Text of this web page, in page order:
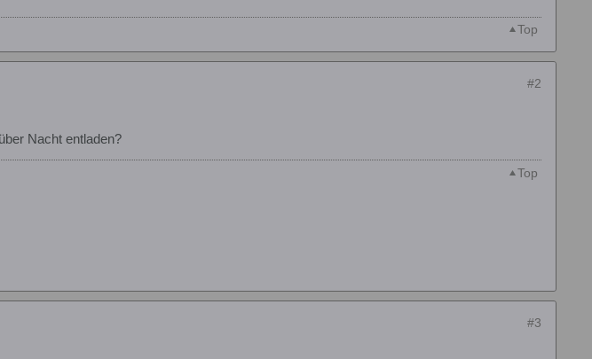
Top
#2
Nacht entladen?
Top
#3